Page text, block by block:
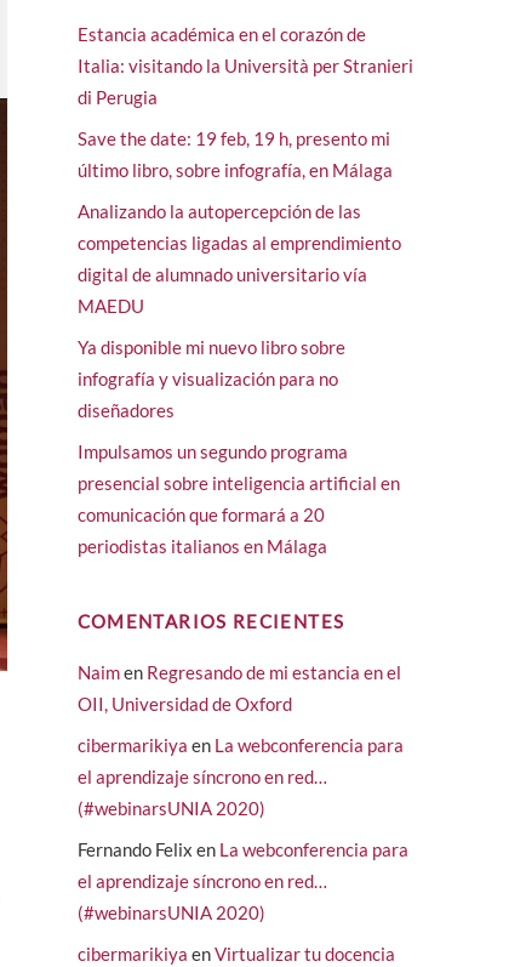
Estancia académica en el corazón de
Italia: visitando la Università per Stranieri
di Perugia
Save the date: 19 feb, 19 h, presento mi
último libro, sobre infografía, en Málaga
Analizando la autopercepción de las
competencias ligadas al emprendimiento
digital de alumnado universitario vía
MAEDU
Ya disponible mi nuevo libro sobre
infografía y visualización para no
diseñadores
Impulsamos un segundo programa
presencial sobre inteligencia artificial en
comunicación que formará a 20
periodistas italianos en Málaga
COMENTARIOS RECIENTES
Naimen Regresando de mi estancia en el
OII, Universidad de Oxford
cibermarikiya en La webconferencia para
el aprendizaje síncrono en red…
(#webinarsUNIA 2020)
Fernando Felix en La webconferencia para
el aprendizaje síncrono en red…
(#webinarsUNIA 2020)
cibermarikiya enVirtualizar tu docencia